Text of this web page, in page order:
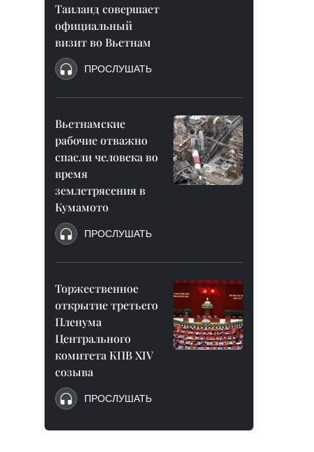
Таиланд совершает
официальный
визит во Вьетнам
ПРОСЛУШАТЬ
Вьетнамские
рабочие отважно
спасли человека во
время
землетрясения в
Кумамото
ПРОСЛУШАТЬ
Торжественное
открытие третьего
Пленума
Центрального
комитета КПВ XIV
созыва
ПРОСЛУШАТЬ